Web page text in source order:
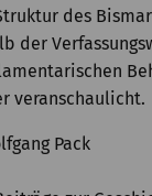
des
der
veranschaulicht.
Pack